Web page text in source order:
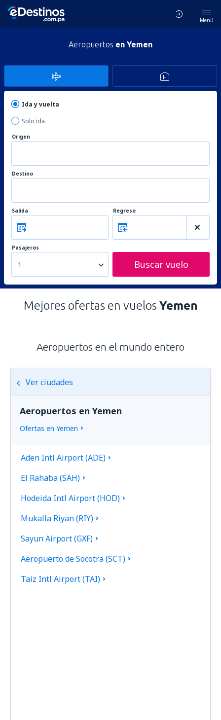
Menú
Aeropuertos en Yemen
Ida y vuelta
Solo ida
Origen
Destino
Salida Regreso
Pasajeros
1 Buscar vuelo
Mejores ofertas en vuelos Yemen
Aeropuertos en el mundo entero
Ver ciudades
Aeropuertos en Yemen
Ofertas en Yemen
Aden Intl Airport (ADE)
El Rahaba (SAH)
Hodeida Intl Airport (HOD)
Mukalla Riyan (RIY)
Sayun Airport (GXF)
Aeropuerto de Socotra (SCT)
Taiz Intl Airport (TAI)